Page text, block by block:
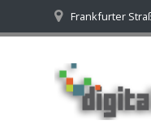
to
Frankfurter